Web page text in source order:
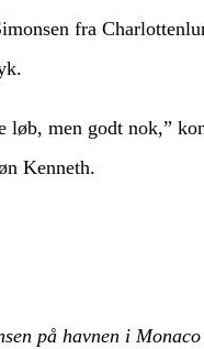
fra
løb, men godt nok,”
Kenneth.
på havnen i Monaco